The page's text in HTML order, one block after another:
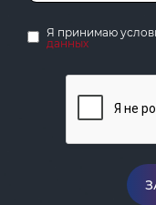
Я принимаю
данных